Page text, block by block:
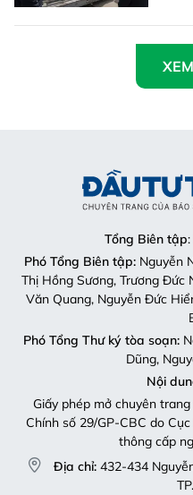
Tổng Biên tập
Phó Tổng Biên tập:Nguyễn
Thị Hồng Sương, Trương Đức
Văn Quang, Nguyễn Đức
Phó Tổng Thư ký tòa soạn:
Dũng,
Nội
Giấy phép mở chuyên
Chính số 29/GP-CBC do
thông cấp
Địa chỉ: 432-434